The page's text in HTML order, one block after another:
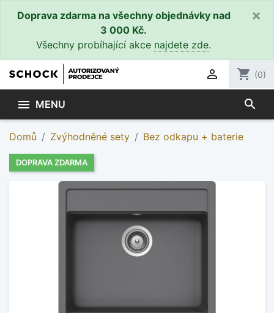
Doprava zdarma na všechny objednávky nad
3 000 Kč.
Všechny probíhající akce najdete zde.
×
 shopping_cart (0)
 MENU search
Domů Zvýhodněné sety Bez odkapu + baterie
DOPRAVA ZDARMA